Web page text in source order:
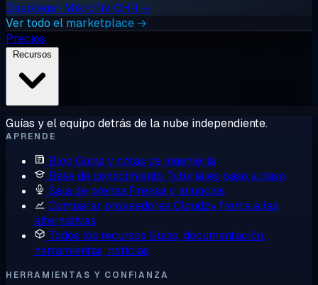
Desplegar MikroTik CHR →
Ver todo el marketplace →
Precios
Guías y el equipo detrás de la nube independiente.
APRENDE
Blog Guías y notas de ingeniería
Base de conocimiento Tutoriales paso a paso
Sala de prensa Prensa y anuncios
Comparar proveedores Cloudzy frente a las
alternativas
Todos los recursos Guías, documentación,
herramientas, noticias
HERRAMIENTAS Y CONFIANZA